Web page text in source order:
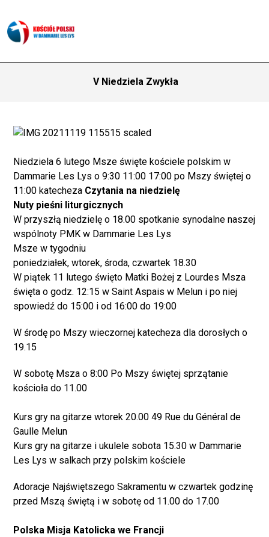
V Niedziela Zwykła
Niedziela 6 lutego Msze święte kościele polskim w
Dammarie Les Lys o 9:30 11:00 17:00 po Mszy świętej o
11:00 katecheza Czytania na niedzielę
Nuty pieśni liturgicznych
W przyszłą niedzielę o 18.00 spotkanie synodalne naszej
wspólnoty PMK w Dammarie Les Lys
Msze w tygodniu
poniedziałek, wtorek, środa, czwartek 18.30
W piątek 11 lutego święto Matki Bożej z Lourdes Msza
święta o godz. 12:15 w Saint Aspais w Melun i po niej
spowiedź do 15:00 i od 16:00 do 19:00
W środę po Mszy wieczornej katecheza dla dorosłych o
19.15
W sobotę Msza o 8:00 Po Mszy świętej sprzątanie
kościoła do 11.00
Kurs gry na gitarze wtorek 20.00 49 Rue du Général de
Gaulle Melun
Kurs gry na gitarze i ukulele sobota 15.30 w Dammarie
Les Lys w salkach przy polskim kościele
Adoracje Najświętszego Sakramentu w czwartek godzinę
przed Mszą świętą i w sobotę od 11.00 do 17.00
Polska Misja Katolicka we Francji